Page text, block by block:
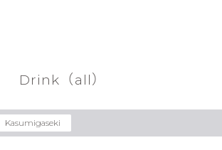
Drink（all）
Kasumigaseki